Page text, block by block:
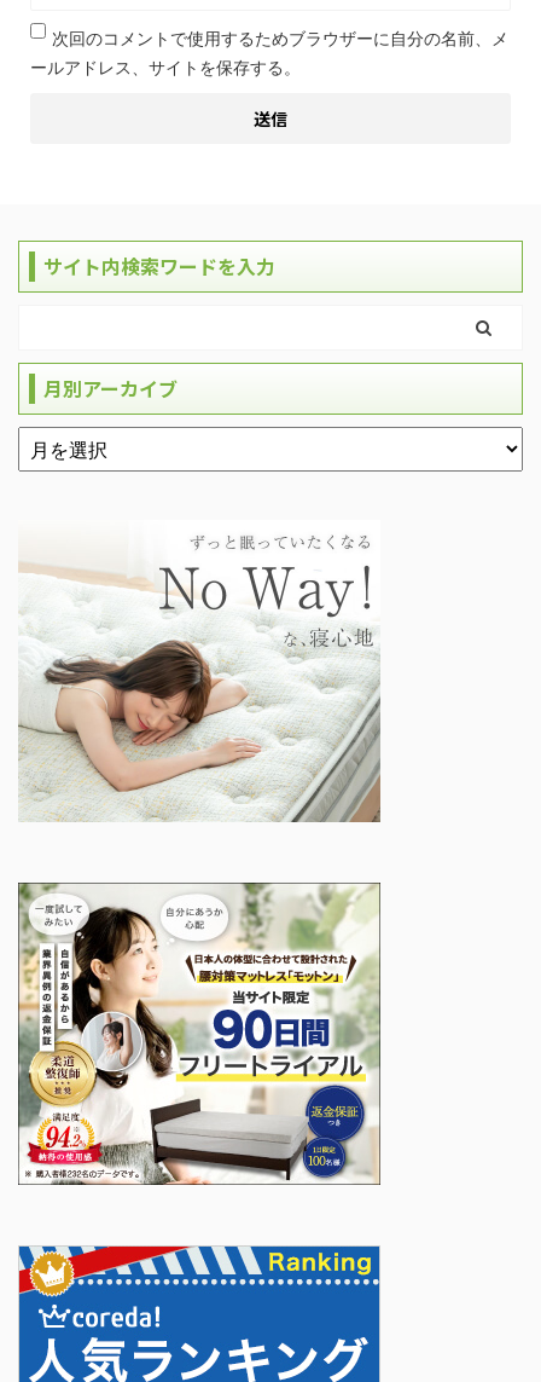
次回のコメントで使用するためブラウザーに自分の名前、メ
ールアドレス、サイトを保存する。
サイト内検索ワードを入力
月別アーカイブ